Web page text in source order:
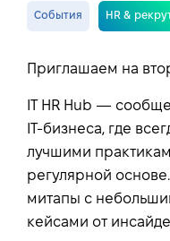
События HR &
Приглашаем на
IT HR Hub —
IT-бизнеса, где
лучшими
регулярной
митапы с
кейсами от